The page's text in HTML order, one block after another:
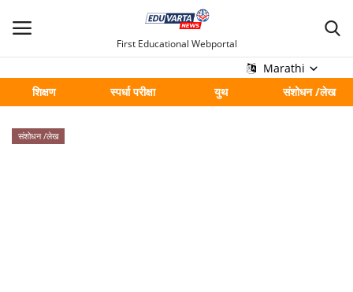
First Educational Webportal
Marathi
शिक्षण
स्पर्धा परीक्षा युथ संशोधन /लेख
मुख्य
Contact
संशोधन /लेख